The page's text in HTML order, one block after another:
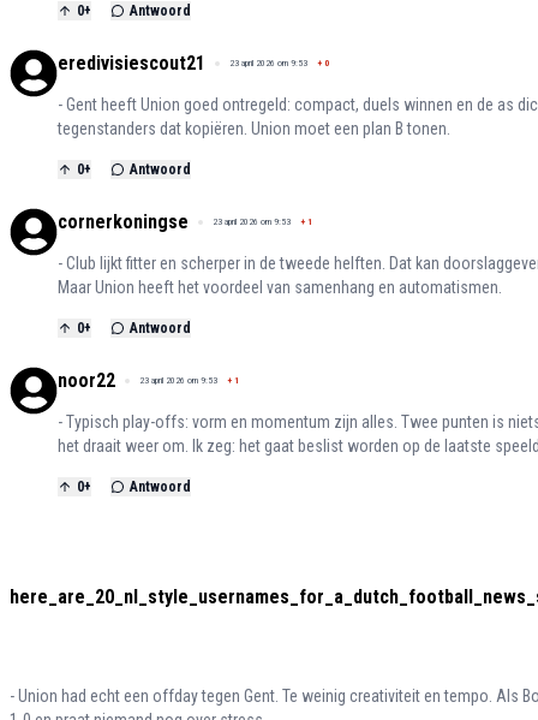
0+ Antwoord
eredivisiescout21 23 april 2026 om 9:53 + 0
- Gent heeft Union goed ontregeld: compact, duels winnen en de as
tegenstanders dat kopiëren. Union moet een plan B tonen.
0+ Antwoord
cornerkoningse 23 april 2026 om 9:53 + 1
- Club lijkt fitter en scherper in de tweede helften. Dat kan
Maar Union heeft het voordeel van samenhang en automatismen.
0+ Antwoord
noor22 23 april 2026 om 9:53 + 1
- Typisch play-offs: vorm en momentum zijn alles. Twee punten is
het draait weer om. Ik zeg: het gaat beslist worden op de laatste
0+ Antwoord
- Union had echt een offday tegen Gent. Te weinig creativiteit en tempo. Als